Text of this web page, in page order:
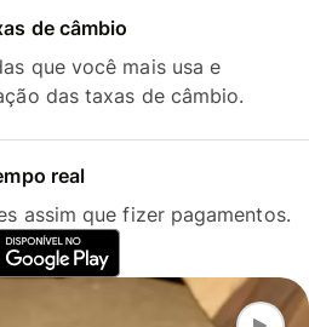
de câmbio
que você mais usa e
das taxas de câmbio.
real
assim que fizer pagamentos.